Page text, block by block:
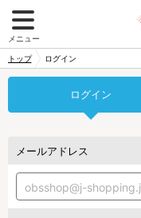
メニュー
トップ ログイン
ログイン
メールアドレス